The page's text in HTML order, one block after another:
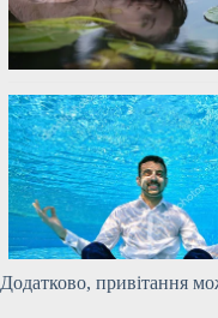
Додатково, привітання